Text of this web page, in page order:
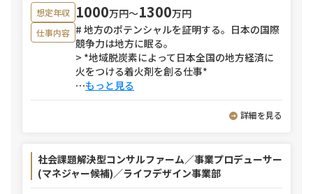
想定年収 1000万円〜1300万円
仕事内容 # 地方のポテンシャルを証明する。日本の国際
競争力は地方に眠る。
> *地域脱炭素によって日本全国の地方経済に
火をつける着火剤を創る仕事*
⋯もっと見る
詳細を見る
社会課題解決型コンサルファーム／事業プロデューサー
(マネジャー候補)／ライフデザイン事業部